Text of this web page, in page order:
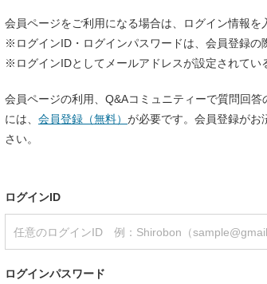
会員ページをご利用になる場合は、ログイン情報を
※ログインID・ログインパスワードは、会員登録の
※ログインIDとしてメールアドレスが設定されてい
会員ページの利用、Q&Aコミュニティーで質問回
には、 会員登録（無料） が必要です。会員登録がお
さい。
ログインID
ログインパスワード